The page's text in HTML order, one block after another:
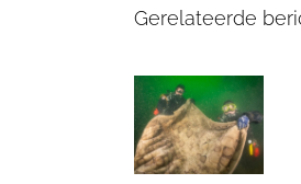
Gerelateerde